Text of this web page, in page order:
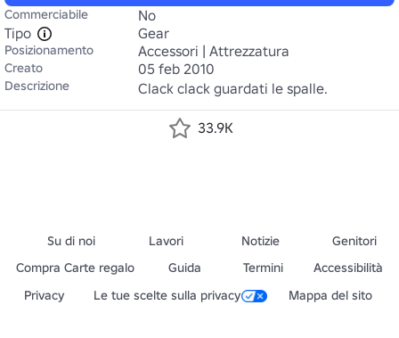
Commerciabile
No
Tipo
Gear
Posizionamento Accessori | Attrezzatura
Creato 05 feb 2010
Descrizione Clack clack guardati le spalle.
33.9K
Su di noi Lavori Notizie
Genitori
Compra Carte regalo
Guida Termini
Accessibilità
Privacy
Le tue scelte sulla privacy Mappa del sito